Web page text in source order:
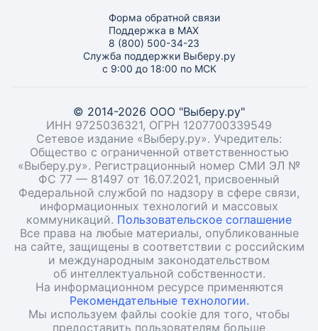
Форма обратной связи
Поддержка в MAX
8 (800) 500-34-23
Служба поддержки Выберу.ру
с 9:00 до 18:00 по МСК
© 2014-2026 ООО "Выберу.ру"
ИНН 9725036321, ОГРН 1207700339549
Сетевое издание «Выберу.ру». Учредитель:
Общество с ограниченной ответственностью
«Выберу.ру». Регистрационный номер СМИ ЭЛ №
ФС 77 — 81497 от 16.07.2021, присвоенный
Федеральной службой по надзору в сфере связи,
информационных технологий и массовых
коммуникаций. Пользовательское соглашение
Все права на любые материалы, опубликованные
на сайте, защищены в соответствии с российским
и международным законодательством
об интеллектуальной собственности.
На информационном ресурсе применяются
Рекомендательные технологии.
Мы используем файлы cookie для того, чтобы
предоставить пользователям больше